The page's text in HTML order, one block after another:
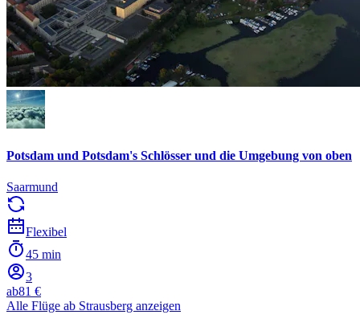
Potsdam und Potsdam's Schlösser und die Umgebung von oben
Saarmund
Flexibel
45 min
3
ab81 €
Alle Flüge ab Strausberg anzeigen